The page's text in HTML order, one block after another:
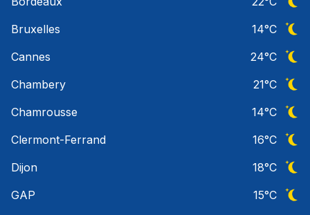
Bruxelles
14°C
Cannes
24°C
Chambery
21°C
Chamrousse
14°C
Clermont-Ferrand
16°C
Dijon
18°C
GAP
15°C